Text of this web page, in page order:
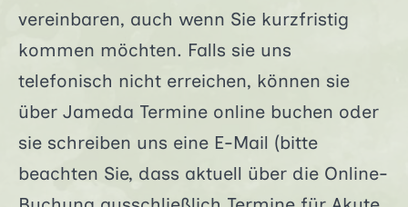
vereinbaren, auch wenn Sie kurzfristig
kommen möchten. Falls sie uns
telefonisch nicht erreichen, können sie
über Jameda Termine online buchen oder
sie schreiben uns eine E-Mail (bitte
beachten Sie, dass aktuell über die Online-